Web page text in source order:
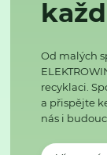
Od malých
recyklaci.
a přispějte
nás i